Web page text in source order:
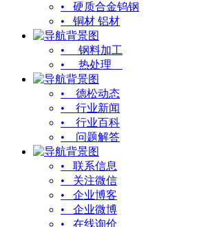
• 硬质合金钨钢
• 铜材 铝材
• 钢料加工
• 热处理
• 德松动态
• 行业新闻
• 行业百科
• 问题解答
• 联系信息
• 关注微信
• 企业博客
• 企业微博
• 在线询价